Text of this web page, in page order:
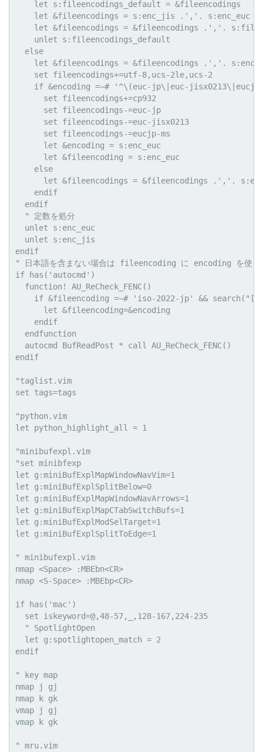
    let s:fileencodings_default = &fileencodings
let &fileencodings = s:enc_jis .','. s:enc_euc
let &fileencodings = &fileencodings .','.
    unlet s:fileencodings_default
  else
let &fileencodings = &fileencodings .','.
    set fileencodings+=utf-8,ucs-2le,ucs-2
if &encoding =~# '^\(euc-jp\|euc-
      set fileencodings+=cp932
      set fileencodings-=euc-jp
      set fileencodings-=euc-jisx0213
      set fileencodings-=eucjp-ms
      let &encoding = s:enc_euc
      let &fileencoding = s:enc_euc
    else
let &fileencodings = &fileencodings .','.
    endif
  endif
  " 定数を処分
  unlet s:enc_euc
  unlet s:enc_jis
endif
" 日本語を含まない場合は fileencoding に encoding を使う
if has('autocmd')
  function! AU_ReCheck_FENC()
if &fileencoding =~# 'iso-2022-jp' &&
      let &fileencoding=&encoding
    endif
  endfunction
  autocmd BufReadPost * call AU_ReCheck_FENC()
endif
"taglist.vim
set tags=tags
"python.vim
let python_highlight_all = 1
"minibufexpl.vim
"set minibfexp
let g:miniBufExplMapWindowNavVim=1
let g:miniBufExplSplitBelow=0
let g:miniBufExplMapWindowNavArrows=1
let g:miniBufExplMapCTabSwitchBufs=1
let g:miniBufExplModSelTarget=1
let g:miniBufExplSplitToEdge=1
" minibufexpl.vim
nmap <Space> :MBEbn<CR>
nmap <S-Space> :MBEbp<CR>
if has('mac')
  set iskeyword=@,48-57,_,128-167,224-235
  " SpotlightOpen
  let g:spotlightopen_match = 2
endif
" key map
nmap j gj
nmap k gk
vmap j gj
vmap k gk
" mru.vim